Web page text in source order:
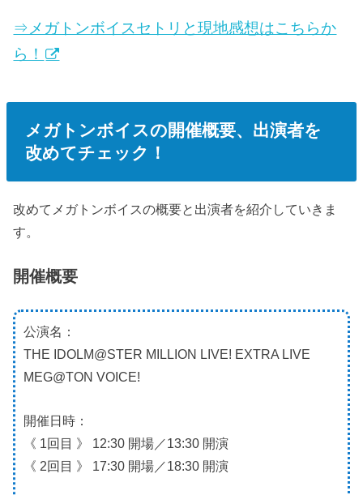
⇒メガトンボイスセトリと現地感想はこちらか
ら！
メガトンボイスの開催概要、出演者を
改めてチェック！
改めてメガトンボイスの概要と出演者を紹介していきま
す。
開催概要
公演名：
THE IDOLM@STER MILLION LIVE! EXTRA LIVE
MEG@TON VOICE!
開催日時：
《 1回目 》 12:30 開場／13:30 開演
《 2回目 》 17:30 開場／18:30 開演